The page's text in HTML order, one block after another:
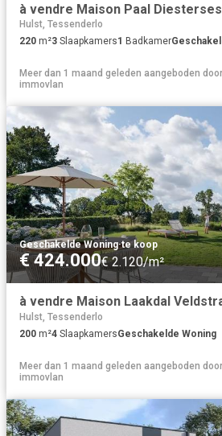
à vendre Maison Paal
Hulst, Tessenderlo
220 m²3 Slaapkamers1 Badkamer
Meer dan 1 maand geleden aangeboden door
immovlan
Geschakelde Woning·te koop
€ 424.000€ 2.120/m²
à vendre Maison Laakdal
Hulst, Tessenderlo
200 m²4 SlaapkamersGeschakelde Woning
Meer dan 1 maand geleden aangeboden door
immovlan